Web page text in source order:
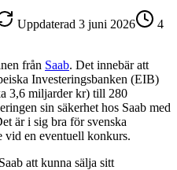
Uppdaterad 3 juni 2026
4
från Saab. Det innebär att
Investeringsbanken (EIB)
3,6 miljarder kr) till 280
sin säkerhet hos Saab med
är i sig bra för svenska
vid en eventuell konkurs.
att kunna sälja sitt